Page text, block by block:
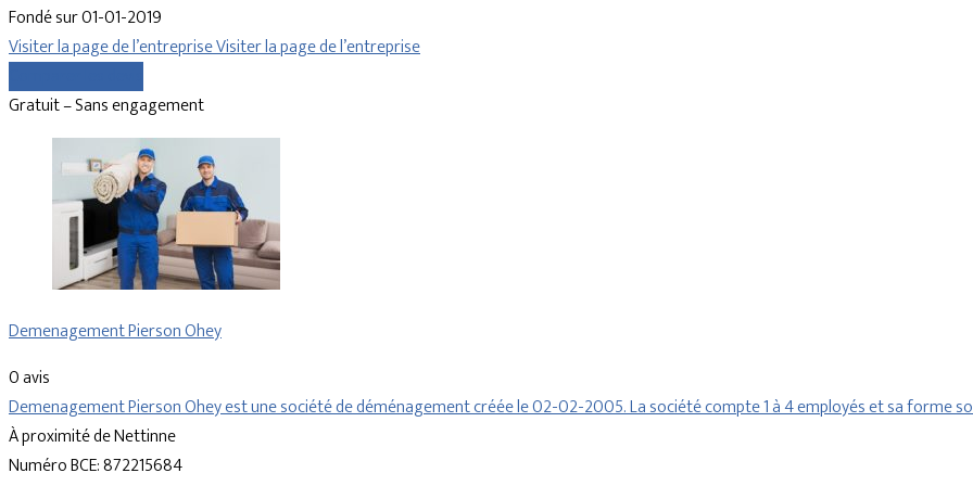
Fondé sur 01-01-2019
Visiter la page de l’entrepriseVisiter la page de l’entreprise
Gratuit – Sans engagement
Demenagement Pierson Ohey
0 avis
Demenagement Pierson Ohey est une société de déménagement créée le 02-02-2005. La société compte 1 à 4 employés et sa forme
À proximité de Nettinne
Numéro BCE: 872215684